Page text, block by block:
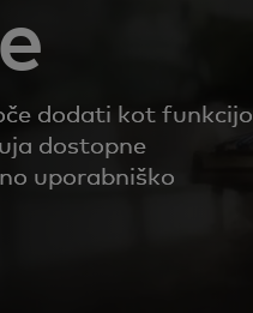
dodati kot funkcijo
dostopne
uporabniško